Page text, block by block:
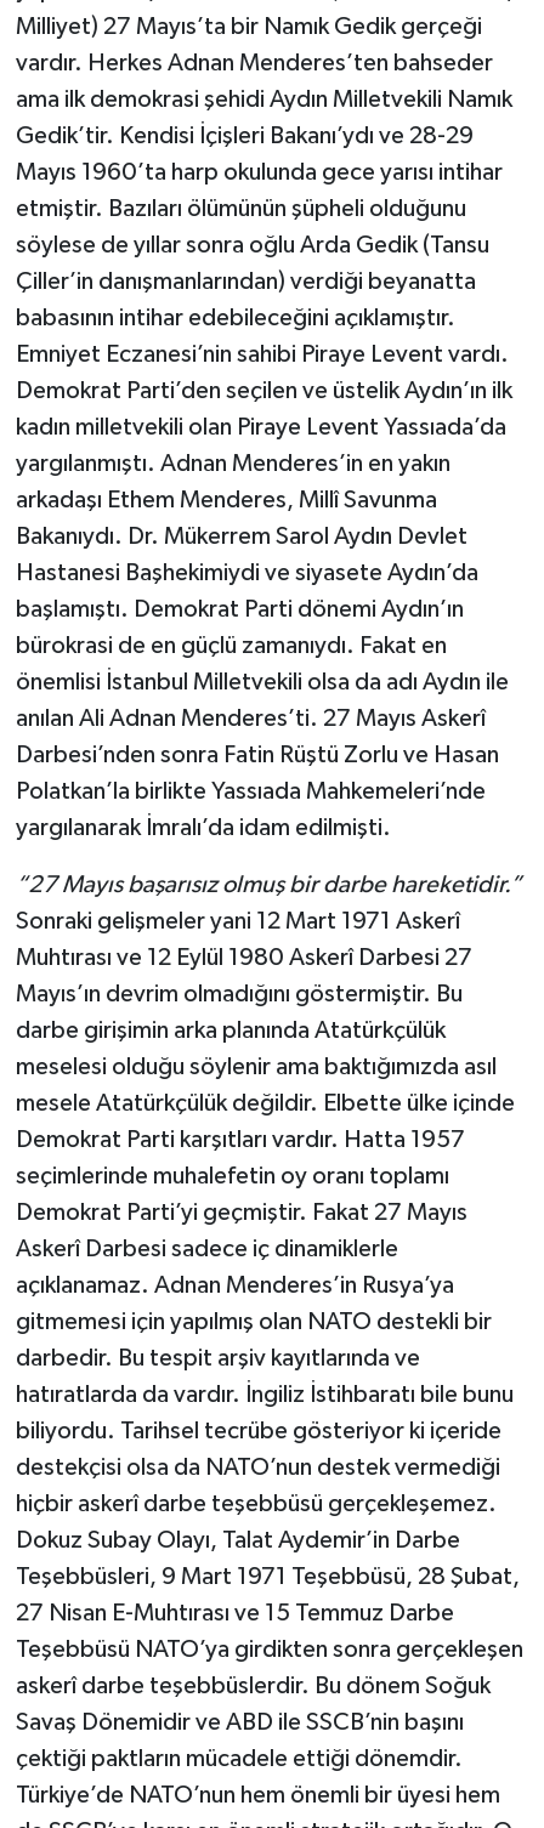
Milliyet) 27 Mayıs’ta bir Namık Gedik gerçeği
vardır. Herkes Adnan Menderes’ten bahseder
ama ilk demokrasi şehidi Aydın Milletvekili Namık
Gedik’tir. Kendisi İçişleri Bakanı’ydı ve 28-29
Mayıs 1960’ta harp okulunda gece yarısı intihar
etmiştir. Bazıları ölümünün şüpheli olduğunu
söylese de yıllar sonra oğlu Arda Gedik (Tansu
Çiller’in danışmanlarından) verdiği beyanatta
babasının intihar edebileceğini açıklamıştır.
Emniyet Eczanesi’nin sahibi Piraye Levent vardı.
Demokrat Parti’den seçilen ve üstelik Aydın’ın ilk
kadın milletvekili olan Piraye Levent Yassıada’da
yargılanmıştı. Adnan Menderes’in en yakın
arkadaşı Ethem Menderes, Millî Savunma
Bakanıydı. Dr. Mükerrem Sarol Aydın Devlet
Hastanesi Başhekimiydi ve siyasete Aydın’da
başlamıştı. Demokrat Parti dönemi Aydın’ın
bürokrasi de en güçlü zamanıydı. Fakat en
önemlisi İstanbul Milletvekili olsa da adı Aydın ile
anılan Ali Adnan Menderes’ti. 27 Mayıs Askerî
Darbesi’nden sonra Fatin Rüştü Zorlu ve Hasan
Polatkan’la birlikte Yassıada Mahkemeleri’nde
yargılanarak İmralı’da idam edilmişti.
“27 Mayıs başarısız olmuş bir darbe hareketidir.”
Sonraki gelişmeler yani 12 Mart 1971 Askerî
Muhtırası ve 12 Eylül 1980 Askerî Darbesi 27
Mayıs’ın devrim olmadığını göstermiştir. Bu
darbe girişimin arka planında Atatürkçülük
meselesi olduğu söylenir ama baktığımızda asıl
mesele Atatürkçülük değildir. Elbette ülke içinde
Demokrat Parti karşıtları vardır. Hatta 1957
seçimlerinde muhalefetin oy oranı toplamı
Demokrat Parti’yi geçmiştir. Fakat 27 Mayıs
Askerî Darbesi sadece iç dinamiklerle
açıklanamaz. Adnan Menderes’in Rusya’ya
gitmemesi için yapılmış olan NATO destekli bir
darbedir. Bu tespit arşiv kayıtlarında ve
hatıratlarda da vardır. İngiliz İstihbaratı bile bunu
biliyordu. Tarihsel tecrübe gösteriyor ki içeride
destekçisi olsa da NATO’nun destek vermediği
hiçbir askerî darbe teşebbüsü gerçekleşemez.
Dokuz Subay Olayı, Talat Aydemir’in Darbe
Teşebbüsleri, 9 Mart 1971 Teşebbüsü, 28 Şubat,
27 Nisan E-Muhtırası ve 15 Temmuz Darbe
Teşebbüsü NATO’ya girdikten sonra gerçekleşen
askerî darbe teşebbüslerdir. Bu dönem Soğuk
Savaş Dönemidir ve ABD ile SSCB’nin başını
çektiği paktların mücadele ettiği dönemdir.
Türkiye’de NATO’nun hem önemli bir üyesi hem